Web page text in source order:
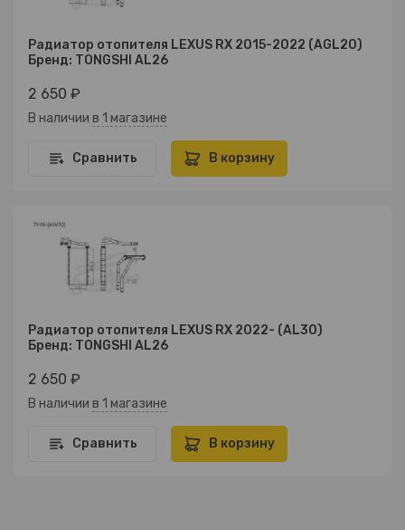
Радиатор отопителя LEXUS RX 2015-2022 (AGL20)
Бренд: TONGSHI AL26
2 650 ₽
В наличии в 1 магазине
Сравнить В корзину
Радиатор отопителя LEXUS RX 2022- (AL30)
Бренд: TONGSHI AL26
2 650 ₽
В наличии в 1 магазине
Сравнить В корзину